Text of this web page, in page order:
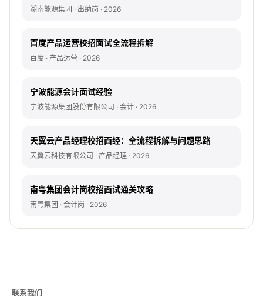
湖南能源集团 · 出纳岗 · 2026
百度产品运营校招面试全流程拆解
百度 · 产品运营 · 2026
宁波能源会计面试经验
宁波能源集团股份有限公司 · 会计 · 2026
天翼云产品经理校招面经：全流程拆解与问题思路
天翼云科技有限公司 · 产品经理 · 2026
南粤集团会计岗校招面试通关攻略
南粤集团 · 会计岗 · 2026
联系我们